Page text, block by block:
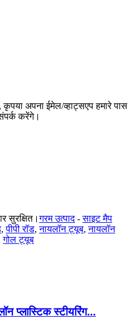
कृपया अपना ईमेल/व्हाट्सएप हमारे पास
करेंगे।
सुरक्षित।गरम उत्पाद-साइट मैप
,पीपी रॉड,नायलॉन ट्यूब,नायलॉन
गोल ट्यूब
प्लास्टिक स्टीयरिंग...